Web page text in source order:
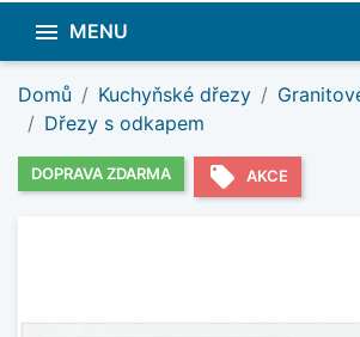
 MENU
Domů Kuchyňské dřezy
Dřezy s odkapem
DOPRAVA ZDARMA local_offer AKCE